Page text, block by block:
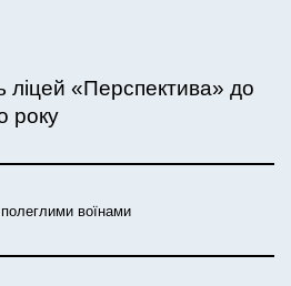
ліцей «Перспектива» до
року
воїнами